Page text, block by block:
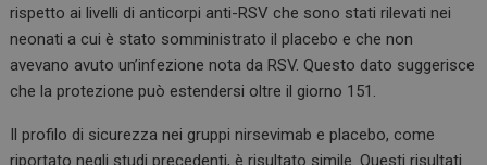
rispetto ai livelli di anticorpi anti-RSV che sono stati rilevati nei
neonati a cui è stato somministrato il placebo e che non
avevano avuto un’infezione nota da RSV. Questo dato suggerisce
che la protezione può estendersi oltre il giorno 151.
Il profilo di sicurezza nei gruppi nirsevimab e placebo, come
riportato negli studi precedenti, è risultato simile. Questi risultati